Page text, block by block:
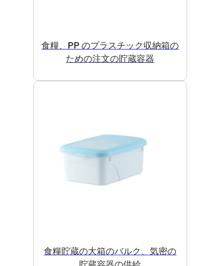
食糧、PP のプラスチック収納箱の
ための注文の貯蔵容器
食糧貯蔵の大箱のバルク、気密の